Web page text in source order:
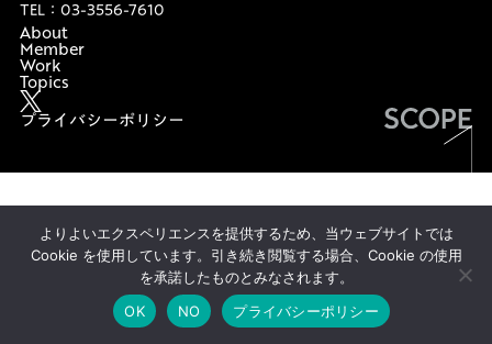
TEL： 03-3556-7610
プライバシーポリシー
About
Member
Work
Topics
よりよいエクスペリエンスを提供するため、当ウェブサイトでは
Cookie を使用しています。引き続き閲覧する場合、Cookie の使用
を承諾したものとみなされます。
OK
NO プライバシーポリシー